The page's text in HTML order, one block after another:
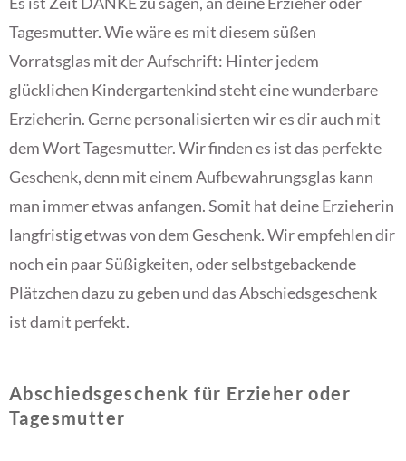
Tagesmutter. Wie wäre es mit diesem süßen
Vorratsglas mit der Aufschrift: Hinter jedem
glücklichen Kindergartenkind steht eine wunderbare
Erzieherin. Gerne personalisierten wir es dir auch mit
dem Wort Tagesmutter. Wir finden es ist das perfekte
Geschenk, denn mit einem Aufbewahrungsglas kann
man immer etwas anfangen. Somit hat deine Erzieherin
langfristig etwas von dem Geschenk. Wir empfehlen dir
noch ein paar Süßigkeiten, oder selbstgebackende
Plätzchen dazu zu geben und das Abschiedsgeschenk
ist damit perfekt.
Abschiedsgeschenk für Erzieher oder
Tagesmutter